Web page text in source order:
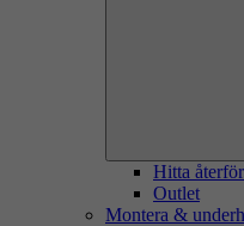
Hitta
Outlet
Montera &